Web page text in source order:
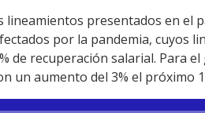
presentados en el
por la pandemia, cuyos
de recuperación salarial. Para
un aumento del 3% el próximo